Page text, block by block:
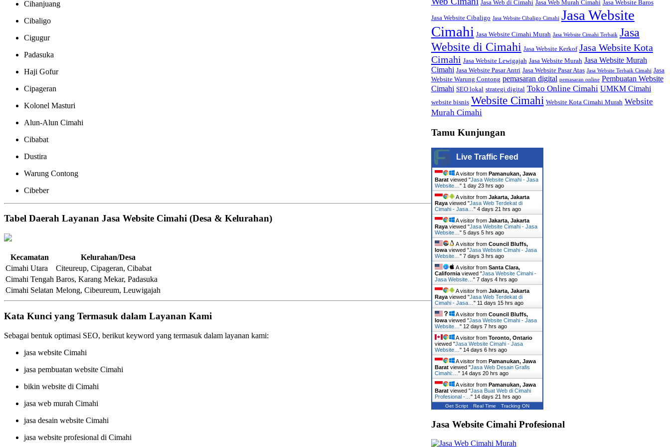
Cihanjuang
Cibaligo
Cigugur
Padasuka
Haji Gofur
Cipageran
Kolonel Masturi
Alun-Alun Cimahi
Cibabat
Dustira
Warung Contong
Cibeber
Tabel Daerah Layanan Jasa Website Cimahi (Desa & Kelurahan)
Kecamatan
Kelurahan/Desa
Cimahi Utara
Citeureup, Cipageran, Cibabat
Cimahi Tengah Baros, Karang Mekar, Padasuka
Cimahi Selatan Melong, Cibeureum, Leuwigajah
Kata Kunci yang Termasuk dalam Layanan Kami
Sebagai bentuk optimasi SEO, berikut keyword yang termasuk dalam layanan kami:
jasa website Cimahi
jasa pembuatan website Cimahi
bikin website di Cimahi
jasa web murah Cimahi
jasa desain website Cimahi
jasa website profesional di Cimahi
Jasa Web di Cimahi Jasa Web Murah Cimahi Jasa Website Baros
Jasa Website Cibaligo Jasa Website Cibaligo Cimahi Jasa Website
Cimahi Jasa Website Cimahi Murah Jasa Website Cimahi Terbaik Jasa
Website di Cimahi Jasa Website Kerkof Jasa Website Kota
Cimahi Jasa Website Lewigajah Jasa Website Murah Jasa Website Murah
Cimahi Jasa Website Pasar Antri Jasa Website Pasar Atas Jasa Website Terbaik Cimahi Jasa
Website Warung Contong pemasaran digital pemasaran online Pembuatan Website
Cimahi SEO lokal strategi digital Toko Online Cimahi UMKM Cimahi
website bisnis Website Cimahi Website Kota Cimahi Murah Website
Murah Cimahi
Tamu Kunjungan
Live Traffic Feed
A visitor from Pamanukan, Jawa
Baratviewed "Jasa Website Cimahi - Jasa
Website… " 1 day 23 hrs ago
A visitor from Jakarta, Jakarta
Rayaviewed "Jasa Web Terdekat di
Cimahi - Jasa… " 4 days 21 hrs ago
A visitor from Jakarta, Jakarta
Rayaviewed "Jasa Website Cimahi - Jasa
Website… " 5 days 5 hrs ago
A visitor from Council Bluffs,
Iowaviewed "Jasa Website Cimahi - Jasa
Website… " 7 days 3 hrs ago
A visitor from Santa Clara,
Californiaviewed "Jasa Website Cimahi -
Jasa Website… " 7 days 4 hrs ago
A visitor from Jakarta, Jakarta
Rayaviewed "Jasa Web Terdekat di
Cimahi - Jasa… " 11 days 15 hrs ago
A visitor from Council Bluffs,
Iowaviewed "Jasa Website Cimahi - Jasa
Website… " 12 days 7 hrs ago
A visitor from Toronto, Ontario
viewed "Jasa Website Cimahi - Jasa
Website… " 14 days 6 hrs ago
A visitor from Pamanukan, Jawa
Baratviewed "Jasa Web Desain Grafis
Cimahi:… " 14 days 20 hrs ago
A visitor from Pamanukan, Jawa
Baratviewed "Jasa Buat Web di Cimahi
Profesional -… " 14 days 21 hrs ago
Get Script Real Time Tracking ON
Jasa Website Cimahi Profesional